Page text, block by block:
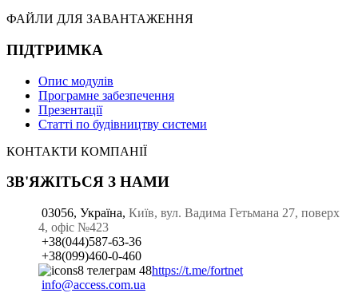
ФАЙЛИ ДЛЯ ЗАВАНТАЖЕННЯ
ПІДТРИМКА
Опис модулів
Програмне забезпечення
Презентації
Статті по будівництву системи
КОНТАКТИ КОМПАНІЇ
ЗВ'ЯЖІТЬСЯ З НАМИ
03056, Україна, Київ, вул. Вадима Гетьмана 27, поверх
4, офіс №423
+38(044)587-63-36
+38(099)460-0-460
https://t.me/fortnet
info@access.com.ua